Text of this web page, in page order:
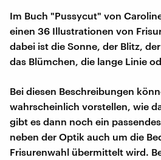
Im Buch "Pussycut" von
einen 36 Illustrationen von
dabei ist die Sonne, der Blitz,
das Blümchen, die lange Linie
Bei diesen Beschreibungen
wahrscheinlich vorstellen, wie
gibt es dann noch ein
neben der Optik auch um die
Frisurenwahl übermittelt wird.